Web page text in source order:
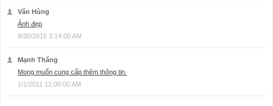
Văn Hùng
Ảnh đẹp
9/30/2015 3:14:00 AM
Mạnh Thắng
Mong muốn cung cấp thêm thông tin.
1/1/2011 12:00:00 AM